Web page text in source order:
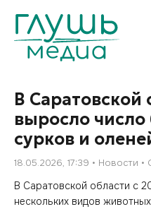
В Саратовской
выросло число
сурков и
18.05.2026, 17:39 Новости
В Саратовской области с
нескольких видов